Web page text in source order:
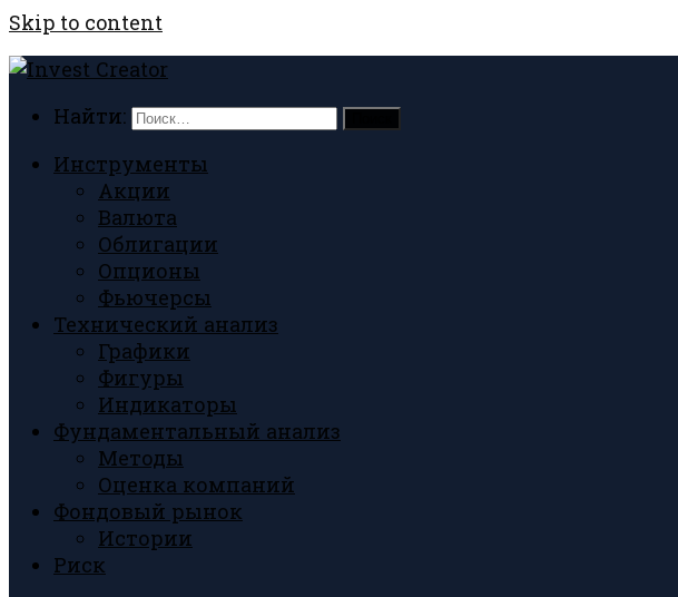
Skip to content
Найти:
Инструменты
Акции
Валюта
Облигации
Опционы
Фьючерсы
Технический анализ
Графики
Фигуры
Индикаторы
Фундаментальный анализ
Методы
Оценка компаний
Фондовый рынок
Истории
Риск